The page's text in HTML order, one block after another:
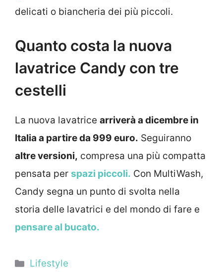
delicati o biancheria dei più piccoli.
Quanto costa la nuova
lavatrice Candy con tre
cestelli
La nuova lavatrice arriverà a dicembre in
Italia a partire da 999 euro. Seguiranno
altre versioni, compresa una più compatta
pensata per spazi piccoli. Con MultiWash,
Candy segna un punto di svolta nella
storia delle lavatrici e del mondo di fare e
pensare al bucato.
Categorie
Lifestyle